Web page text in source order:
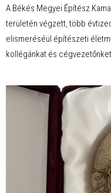
A Békés Megyei Építész
területén végzett, több
elismeréséül építészeti
kollégánkat és